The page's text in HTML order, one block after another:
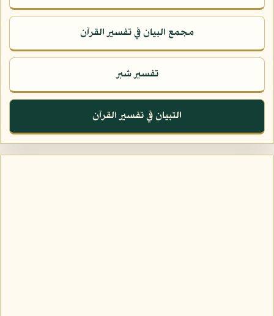
مجمع البيان في تفسير القرآن
تفسير شبر
التبيان في تفسير القرآن